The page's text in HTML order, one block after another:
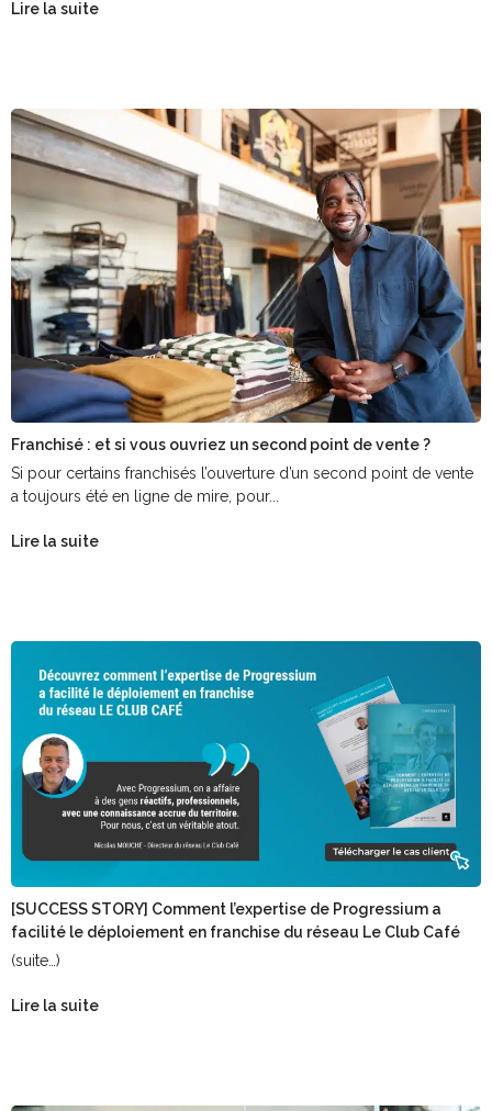
Lire la suite
Franchisé : et si vous ouvriez un second point de vente ?
Si pour certains franchisés l’ouverture d’un second point de vente
a toujours été en ligne de mire, pour...
Lire la suite
[SUCCESS STORY] Comment l’expertise de Progressium a
facilité le déploiement en franchise du réseau Le Club Café
(suite…)
Lire la suite